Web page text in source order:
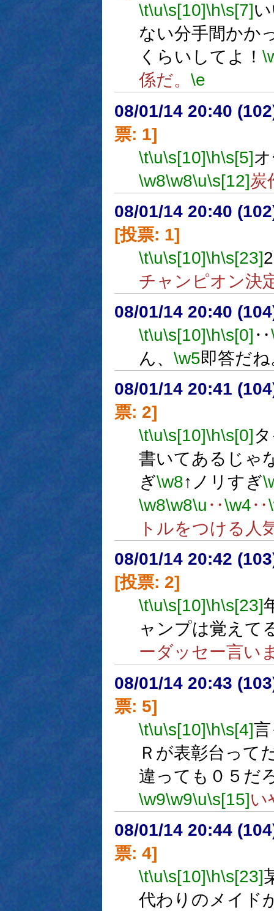
\t\u\s[10]\h\s[7]
ない分手間かか
くらいしてよ！
係だ。 \e
08/01/14 20:40
票: 1]
\t\u\s[10]\h\s[5]
\w8\w8\u\s[12]炭
08/01/14 20:40
[投票: 1]
\t\u\s[10]\h\s[23]
チャンピオン決
08/01/14 20:40
\t\u\s[10]\h\s[0] ‥
ん、 \w5即答だね
08/01/14 20:41
票: 2]
\t\u\s[10]\h\s[0]
書いてあるじゃ
ぎ\w8↑ノリすぎ
\w8\w8\u ‥\w4‥
トルをつける人
08/01/14 20:42
[投票: 2]
\t\u\s[10]\h\s[23]
ャンプは覚えて
ーダッセー言い
08/01/14 20:43
票: 5]
\t\u\s[10]\h\s[4]
Ｒが表彰台って
違っても０５だ
\w9\w9\u\s[15]い
08/01/14 20:44
票: 4]
\t\u\s[10]\h\s[23]
代わりのメイド